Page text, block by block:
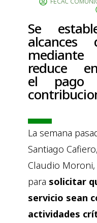
Se
alcances
reduce
el pago
La semana
Santiago
Claudio
para solicitar
servicio sean
actividades